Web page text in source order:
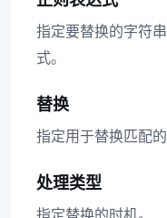
指定要替换的字符
式。
替换
指定用于替换匹配
处理类型
指定替换的时机。